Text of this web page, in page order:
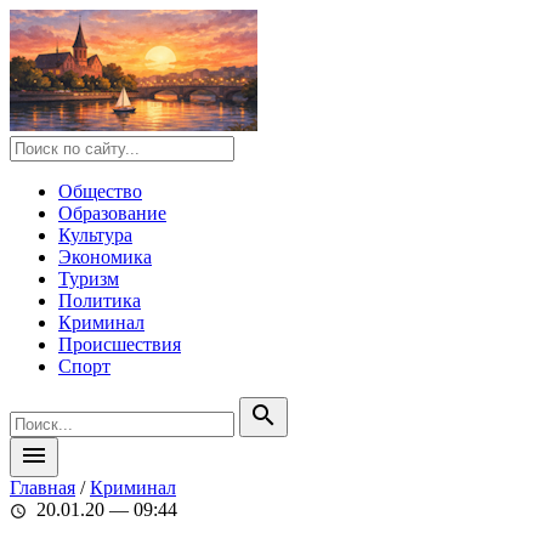
Общество
Образование
Культура
Экономика
Туризм
Политика
Криминал
Происшествия
Спорт
search
menu
Главная /Криминал
schedule 20.01.20 — 09:44